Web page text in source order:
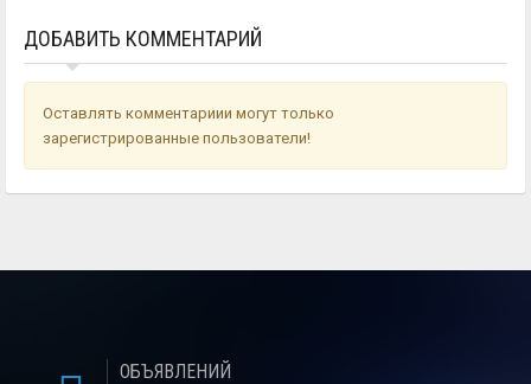
ДОБАВИТЬ КОММЕНТАРИЙ
Оставлять комментариии могут только
зарегистрированные пользователи!
ОБЪЯВЛЕНИЙ